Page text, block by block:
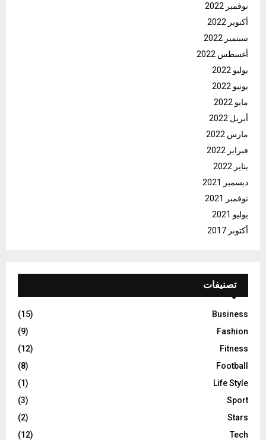
نوفمبر 2022
أكتوبر 2022
سبتمبر 2022
أغسطس 2022
يوليو 2022
يونيو 2022
مايو 2022
أبريل 2022
مارس 2022
فبراير 2022
يناير 2022
ديسمبر 2021
نوفمبر 2021
يوليو 2021
أكتوبر 2017
تصنيفات
Business
(15)
Fashion
(9)
Fitness
(12)
Football
(8)
Life Style
(1)
Sport
(3)
Stars
(2)
Tech
(12)